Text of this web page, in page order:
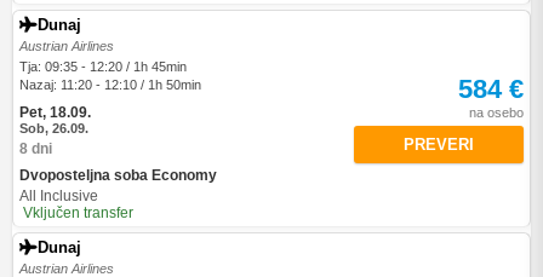
Dunaj
Austrian Airlines
Tja: 09:35 - 12:20 / 1h 45min
Nazaj: 11:20 - 12:10 / 1h 50min
Pet, 18.09.
Sob, 26.09.
8 dni
Dvoposteljna soba Economy
All Inclusive
Vključen transfer
584 €
na osebo
PREVERI
Dunaj
Austrian Airlines